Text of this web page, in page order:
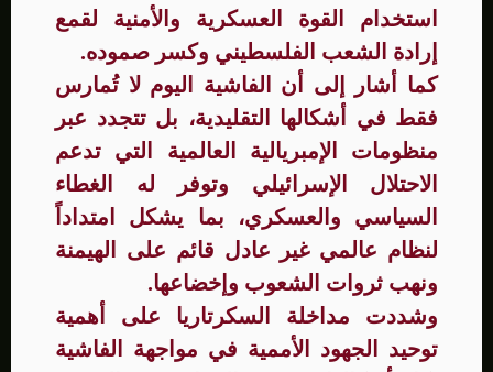
استخدام القوة العسكرية والأمنية لقمع
إرادة الشعب الفلسطيني وكسر صموده.
كما أشار إلى أن الفاشية اليوم لا تُمارس
فقط في أشكالها التقليدية، بل تتجدد عبر
منظومات الإمبريالية العالمية التي تدعم
الاحتلال الإسرائيلي وتوفر له الغطاء
السياسي والعسكري، بما يشكل امتداداً
لنظام عالمي غير عادل قائم على الهيمنة
ونهب ثروات الشعوب وإخضاعها.
وشددت مداخلة السكرتاريا على أهمية
توحيد الجهود الأممية في مواجهة الفاشية